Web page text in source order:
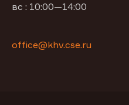
вс : 10:00—14:00
office@khv.cse.ru